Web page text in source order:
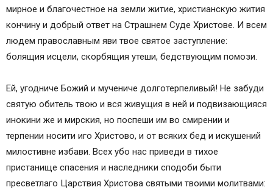
мирное и благочестное на земли житие, христианскую жития
кончину и добрый ответ на Страшнем Суде Христове. И всем
людем православным яви твое святое заступление:
болящия исцели, скорбящия утеши, бедствующим помози.
Ей, угодниче Божий и мучениче долготерпеливый! Не забуди
святую обитель твою и вся живущия в ней и подвизающияся
инокини же и мирския, но поспеши им во смирении и
терпении носити иго Христово, и от всяких бед и искушений
милостивне избави. Всех убо нас приведи в тихое
пристанище спасения и наследники сподоби быти
пресветлаго Царствия Христова святыми твоими молитвами: